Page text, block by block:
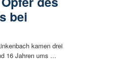
bei
kamen drei
16 Jahren ums ...